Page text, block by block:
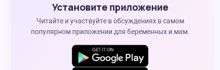
Установите приложение
Читайте и участвуйте в обсуждениях в самом
популярном приложении для беременных и мам.